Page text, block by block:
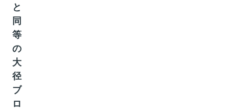
と
同
等
の
大
径
ブ
ロ